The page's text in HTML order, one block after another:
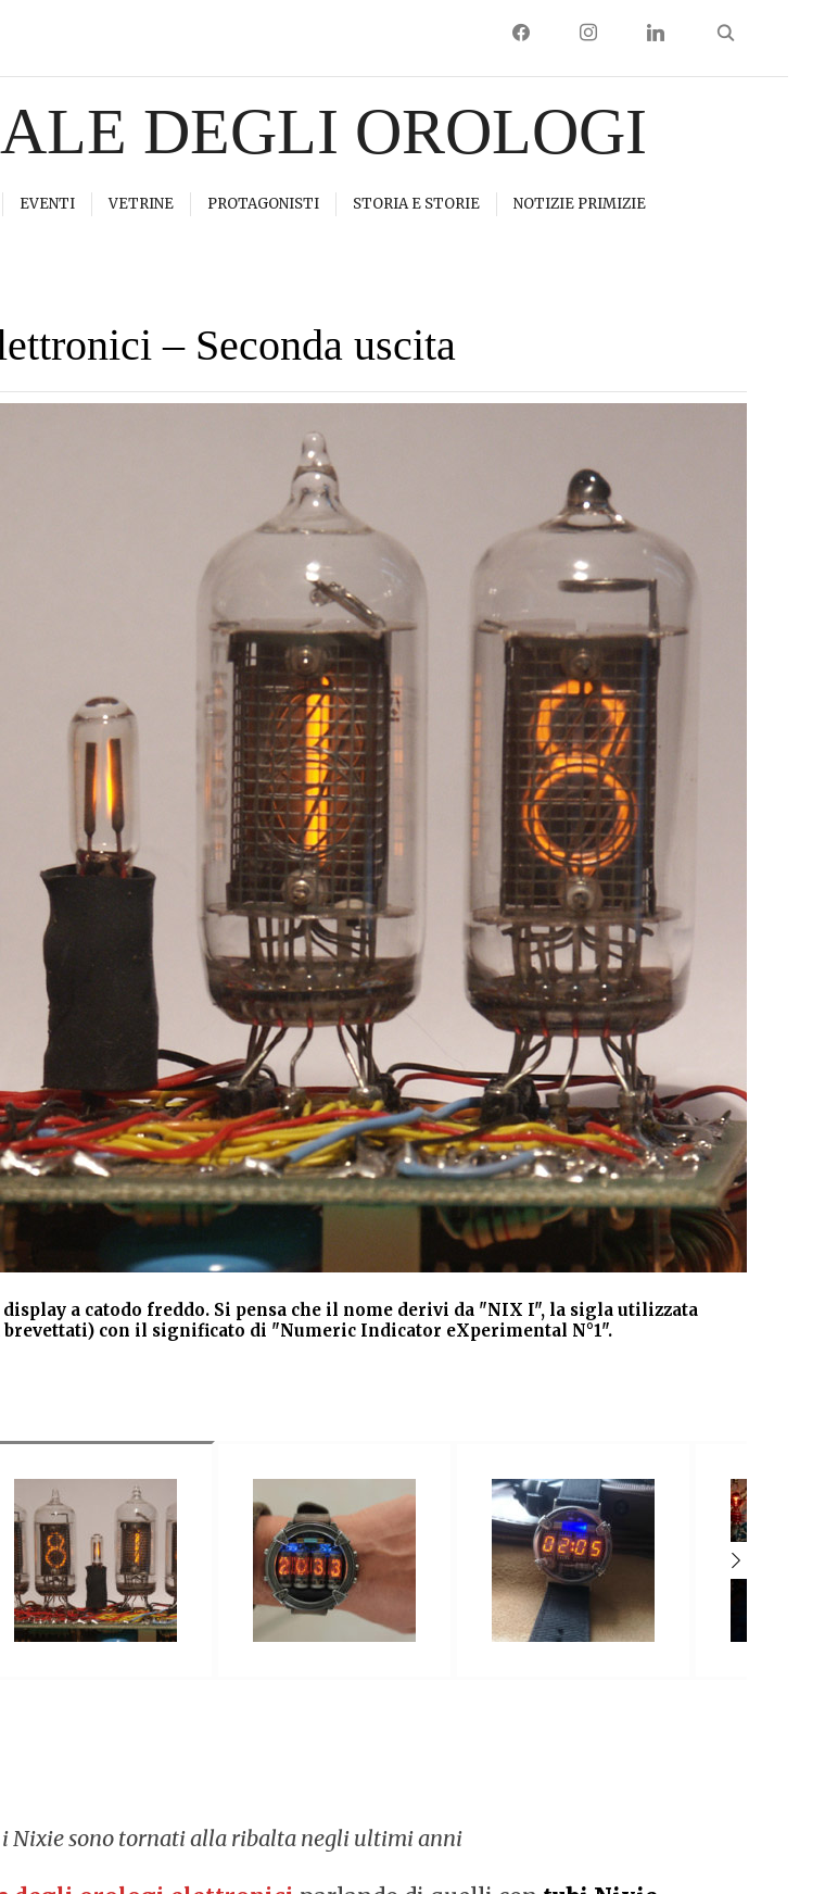
FACEBOOKINSTAGRAMLINKEDIN
DEGLI OROLOGI
EVENTI VETRINE PROTAGONISTI STORIA E STORIE NOTIZIE PRIMIZIE
– Seconda uscita
a catodo freddo. Si pensa che il nome derivi da "NIX I", la sigla utilizzata
con il significato di "Numeric Indicator eXperimental N°1".
i Nixie sono tornati alla ribalta negli ultimi anni